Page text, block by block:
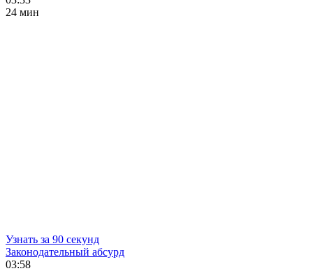
24 мин
Узнать за 90 секунд
Законодательный абсурд
03:58